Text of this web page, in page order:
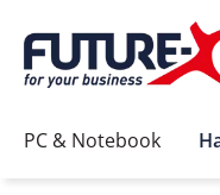
PC & Notebook